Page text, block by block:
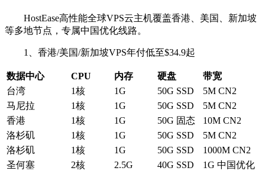
HostEase高性能全球VPS云主机覆盖香港、美国、新加坡
等多地节点，专属中国优化线路。
1、香港/美国/新加坡VPS年付低至$34.9起
数据中心 CPU 内存 硬盘
带宽
台湾
1核 1G 50G SSD
5M CN2
马尼拉
1核 1G 50G SSD
5M CN2
香港
1核 1G 50G 固态
10M CN2
洛杉矶
1核 1G 50G SSD
5M CN2
洛杉矶
1核 1G 50G SSD
1000M CN2
圣何塞
2核 2.5G 40G SSD
1G 中国优化